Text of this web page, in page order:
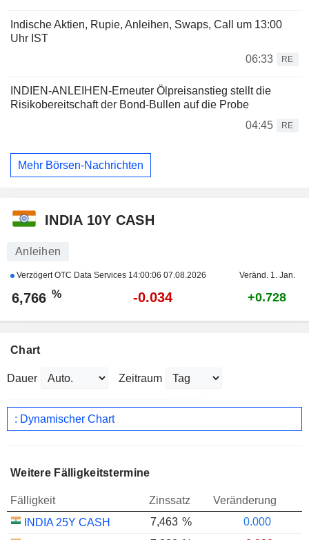
Indische Aktien, Rupie, Anleihen, Swaps, Call um 13:00
Uhr IST
06:33
RE
INDIEN-ANLEIHEN-Erneuter Ölpreisanstieg stellt die
Risikobereitschaft der Bond-Bullen auf die Probe
04:45
RE
Mehr Börsen-Nachrichten
INDIA 10Y CASH
Anleihen
Verzögert OTC Data Services 14:00:06 07.08.2026 Veränd. 1. Jan.
6,766 % -0.034 +0.728
Chart
Dauer Zeitraum
: Dynamischer Chart
Weitere Fälligkeitstermine
Fälligkeit Zinssatz
Veränderung
INDIA 25Y CASH
7,463 %
0.000